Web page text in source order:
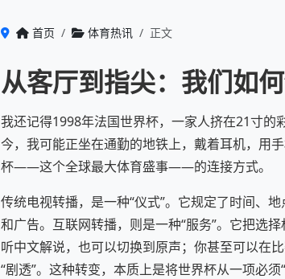
首页 体育热讯 正文
从客厅到指尖：我们如
我还记得1998年法国世界杯，一家人挤在21寸
今，我可能正坐在通勤的地铁上，戴着耳机，用
杯——这个全球最大体育盛事——的连接方式。
传统电视转播，是一种“仪式”。它规定了时间、
和广告。互联网转播，则是一种“服务”。它把选
听中文解说，也可以切换到原声；你甚至可以在
“剧透”。这种转变，本质上是将世界杯从一项必